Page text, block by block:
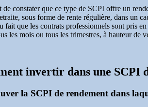
de constater que ce type de SCPI offre un
sous forme de rente régulière, dans un
fait que les contrats professionnels sont pris
les mois ou tous les trimestres, à hauteur de
invertir dans une SCPI
la SCPI de rendement dans